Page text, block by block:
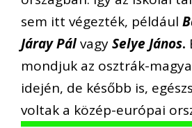
sem itt végezték, például
Járay PálvagySelye János.
mondjuk az osztrák-
idején, de később is,
voltak a közép-európai